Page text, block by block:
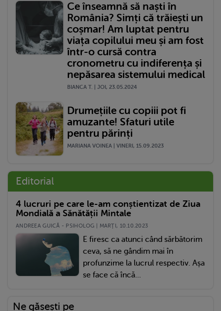
Ce înseamnă să naști în
România? Simți că trăiești un
coșmar! Am luptat pentru
viața copilului meu și am fost
într-o cursă contra
cronometru cu indiferența și
nepăsarea sistemului medical
BIANCA T. | JOI, 23.05.2024
Drumețiile cu copiii pot fi
amuzante! Sfaturi utile
pentru părinți
MARIANA VOINEA | VINERI, 15.09.2023
Editorial
4 lucruri pe care le-am conștientizat de Ziua
Mondială a Sănătății Mintale
ANDREEA GUICĂ - PSIHOLOG | MARŢI, 10.10.2023
E firesc ca atunci când sărbătorim
ceva, să ne gândim mai în
profunzime la lucrul respectiv. Așa
se face că încă...
Ne găsești pe